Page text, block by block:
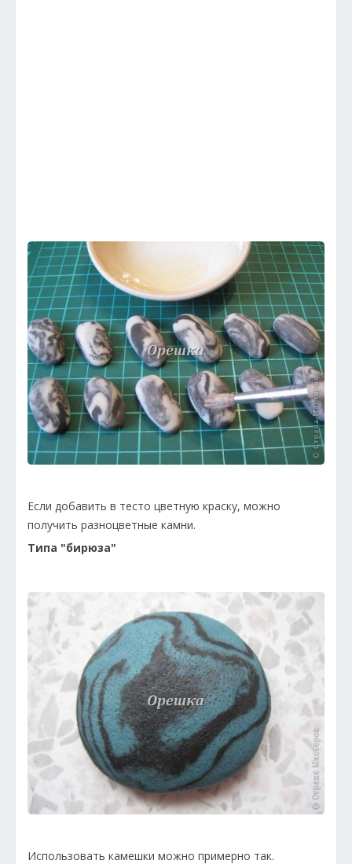
Если добавить в тесто цветную краску, можно
получить разноцветные камни.
Типа "бирюза"
Использовать камешки можно примерно так.